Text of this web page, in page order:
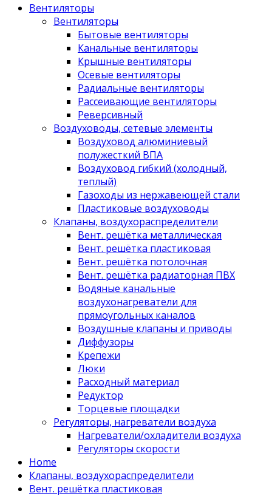
Вентиляторы
Вентиляторы
Бытовые вентиляторы
Канальные вентиляторы
Крышные вентиляторы
Осевые вентиляторы
Радиальные вентиляторы
Рассеивающие вентиляторы
Реверсивный
Воздуховоды, сетевые элементы
Воздуховод алюминиевый
полужесткий ВПА
Воздуховод гибкий (холодный,
теплый)
Газоходы из нержавеющей стали
Пластиковые воздуховоды
Клапаны, воздухораспределители
Вент. решётка металлическая
Вент. решётка пластиковая
Вент. решётка потолочная
Вент. решётка радиаторная ПВХ
Водяные канальные
воздухонагреватели для
прямоугольных каналов
Воздушные клапаны и приводы
Диффузоры
Крепежи
Люки
Расходный материал
Редуктор
Торцевые площадки
Регуляторы, нагреватели воздуха
Нагреватели/охладители воздуха
Регуляторы скорости
Home
Клапаны, воздухораспределители
Вент. решётка пластиковая